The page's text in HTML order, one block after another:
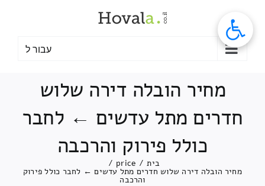
עבור ל
מחיר הובלה דירה שלוש
חדרים מתל עדשים ← לחבר
כולל פירוק והרכבה
בית /
price
/
מחיר הובלה דירה שלוש חדרים מתל עדשים ← לחבר כולל פירוק
והרכבה